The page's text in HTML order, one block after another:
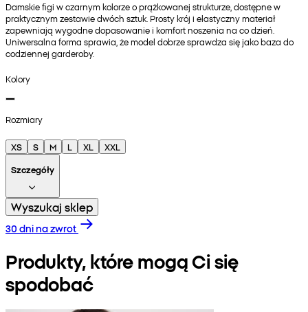
Damskie figi w czarnym kolorze o prążkowanej strukturze, dostępne w
praktycznym zestawie dwóch sztuk. Prosty krój i elastyczny materiał
zapewniają wygodne dopasowanie i komfort noszenia na co dzień.
Uniwersalna forma sprawia, że model dobrze sprawdza się jako baza do
codziennej garderoby.
Kolory
Rozmiary
XS S M L XL
XXL
Szczegóły
Wyszukaj sklep
30 dni na zwrot
Produkty, które mogą Ci się
spodobać